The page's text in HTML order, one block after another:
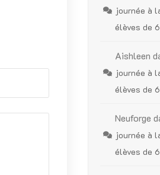
journée à
élèves de
Aishleen
journée à
élèves de
Neuforge
journée à
élèves de